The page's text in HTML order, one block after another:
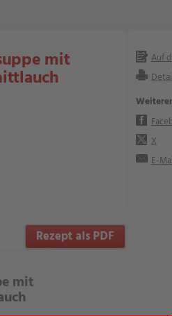
mit
Rezept als PDF
mit
Auf
X
E-